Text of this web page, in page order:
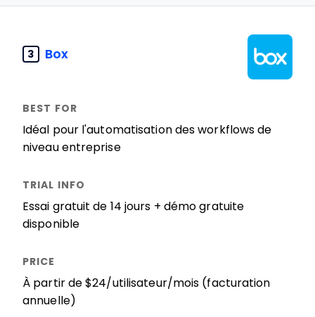
3 Box
Idéal pour l'automatisation des workflows de
niveau entreprise
Essai gratuit de 14 jours + démo gratuite
disponible
À partir de $24/utilisateur/mois (facturation
annuelle)